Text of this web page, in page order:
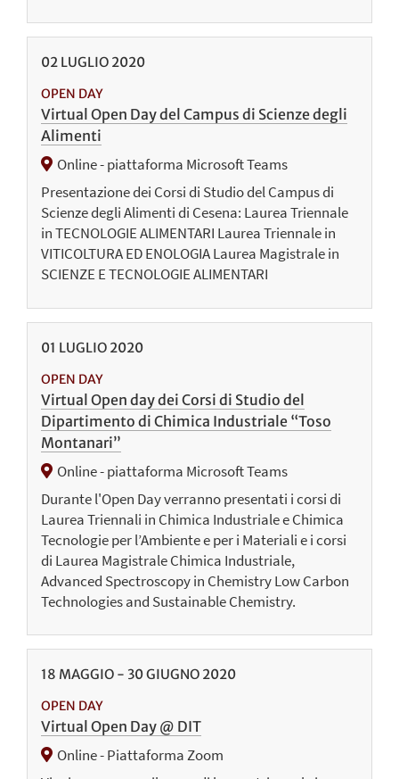
02 LUGLIO 2020
OPEN DAY
Virtual Open Day del Campus di Scienze degli
Alimenti
Online - piattaforma Microsoft Teams
Presentazione dei Corsi di Studio del Campus di
Scienze degli Alimenti di Cesena: Laurea Triennale
in TECNOLOGIE ALIMENTARI Laurea Triennale in
VITICOLTURA ED ENOLOGIA Laurea Magistrale in
SCIENZE E TECNOLOGIE ALIMENTARI
01 LUGLIO 2020
OPEN DAY
Virtual Open day dei Corsi di Studio del
Dipartimento di Chimica Industriale “Toso
Montanari”
Online - piattaforma Microsoft Teams
Durante l'Open Day verranno presentati i corsi di
Laurea Triennali in Chimica Industriale e Chimica
Tecnologie per l’Ambiente e per i Materiali e i corsi
di Laurea Magistrale Chimica Industriale,
Advanced Spectroscopy in Chemistry Low Carbon
Technologies and Sustainable Chemistry.
18 MAGGIO - 30GIUGNO 2020
OPEN DAY
Virtual Open Day @ DIT
Online - Piattaforma Zoom